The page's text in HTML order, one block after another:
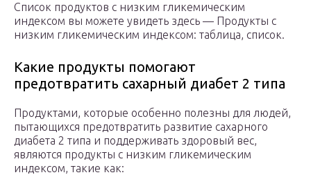
Список продуктов с низким гликемическим
индексом вы можете увидеть здесь — Продукты с
низким гликемическим индексом: таблица, список.
Какие продукты помогают
предотвратить сахарный диабет 2 типа
Продуктами, которые особенно полезны для людей,
пытающихся предотвратить развитие сахарного
диабета 2 типа и поддерживать здоровый вес,
являются продукты с низким гликемическим
индексом, такие как: